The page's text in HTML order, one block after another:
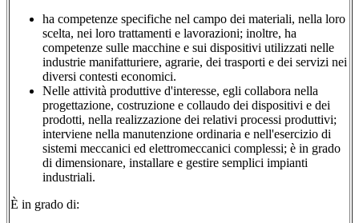
ha competenze specifiche nel campo dei materiali, nella loro
scelta, nei loro trattamenti e lavorazioni; inoltre, ha
competenze sulle macchine e sui dispositivi utilizzati nelle
industrie manifatturiere, agrarie, dei trasporti e dei servizi nei
diversi contesti economici.
Nelle attività produttive d'interesse, egli collabora nella
progettazione, costruzione e collaudo dei dispositivi e dei
prodotti, nella realizzazione dei relativi processi produttivi;
interviene nella manutenzione ordinaria e nell'esercizio di
sistemi meccanici ed elettromeccanici complessi; è in grado
di dimensionare, installare e gestire semplici impianti
industriali.
È in grado di: